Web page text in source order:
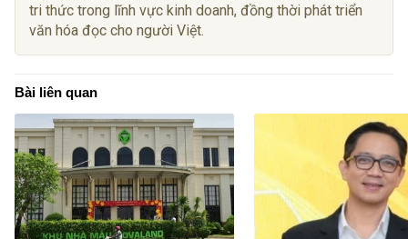
tri thức trong lĩnh vực kinh doanh, đồng thời phát triển
văn hóa đọc cho người Việt.
Bài liên quan